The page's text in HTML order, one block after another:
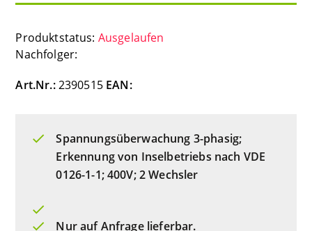
Produktstatus: Ausgelaufen
Nachfolger:
Art.Nr.:2390515 EAN:
Spannungsüberwachung 3-phasig;
Erkennung von Inselbetriebs nach VDE
0126-1-1; 400V; 2 Wechsler
Nur auf Anfrage lieferbar.